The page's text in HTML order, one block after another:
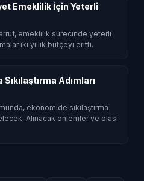
Emeklilik İçin Yeterli
emeklilik sürecinde yeterli
iki yıllık bütçeyi eritti.
Adımları
ekonomide sıkılaştırma
Alınacak önlemler ve olası